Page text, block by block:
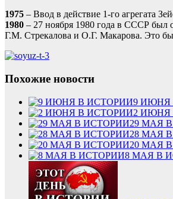
1975 – Ввод в действие 1-го агрегата
1980 – 27 ноября 1980 года в СССР был
Г.М. Стрекалова и О.Г. Макарова. Это
Похожие новости
9 ИЮНЯ
2 ИЮНЯ
29 МАЯ
28 МАЯ
20 МАЯ
8 МАЯ В